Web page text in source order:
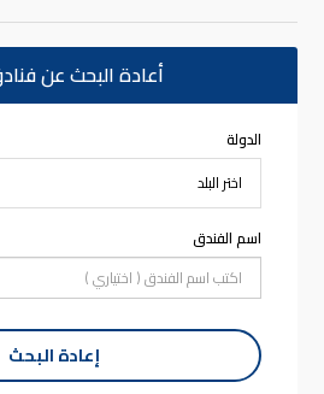
أعادة البحث عن
الدولة
اسم الفندق
إعادة البحث